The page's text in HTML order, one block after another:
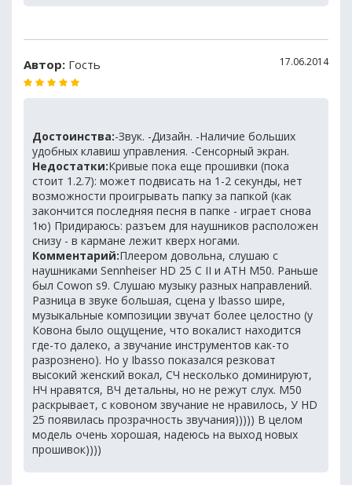
Автор: Гость 17.06.2014
Достоинства:-Звук. -Дизайн. -Наличие больших
удобных клавиш управления. -Сенсорный экран.
Недостатки:Кривые пока еще прошивки (пока
стоит 1.2.7): может подвисать на 1-2 секунды, нет
возможности проигрывать папку за папкой (как
закончится последняя песня в папке - играет снова
1ю) Придираюсь: разъем для наушников расположен
снизу - в кармане лежит кверх ногами.
Комментарий:Плеером довольна, слушаю с
наушниками Sennheiser HD 25 C II и ATH M50. Раньше
был Cowon s9. Слушаю музыку разных направлений.
Разница в звуке большая, сцена у Ibasso шире,
музыкальные композиции звучат более целостно (у
Ковона было ощущение, что вокалист находится
где-то далеко, а звучание инструментов как-то
разрознено). Но у Ibasso показался резковат
высокий женский вокал, СЧ несколько доминируют,
НЧ нравятся, ВЧ детальны, но не режут слух. М50
раскрывает, с ковоном звучание не нравилось, У HD
25 появилась прозрачность звучания))))) В целом
модель очень хорошая, надеюсь на выход новых
прошивок))))